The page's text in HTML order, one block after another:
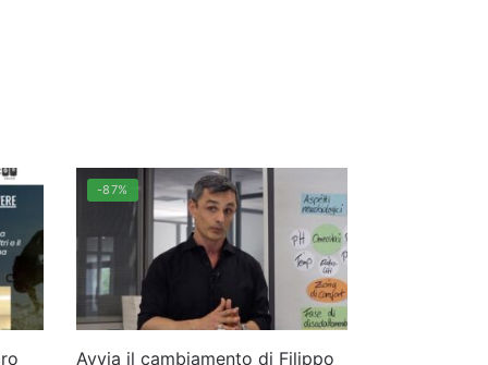
-87%
Avvia il cambiamento di Filippo